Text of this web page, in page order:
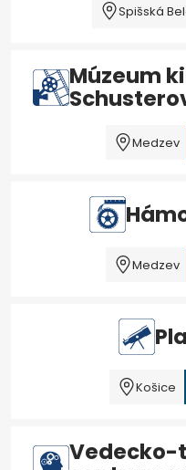
Spišská
Múzeum
Medzev
Medzev
Košice
Vedecko-